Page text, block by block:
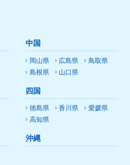
中国
岡山県 広島県
鳥取県
島根県
山口県
四国
徳島県 香川県
愛媛県
高知県
沖縄